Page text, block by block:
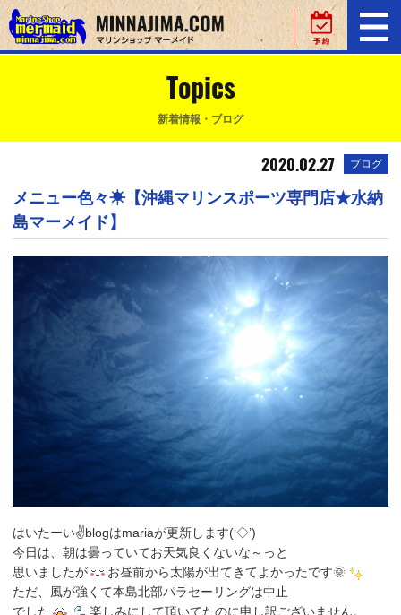
Topics
新着情報・ブログ
2020.02.27 ブログ
メニュー色々☀【沖縄マリンスポーツ専門店★水納
島マーメイド】
はいたーい✌blogはmariaが更新します(‘◇’)ゞ
今日は、朝は曇っていてお天気良くないな～っと
思いましたが
お昼前から太陽が出てきてよかったです🌞
ただ、風が強くて本島北部パラセーリングは中止
でした
楽しみにして頂いてたのに申し訳ございません。